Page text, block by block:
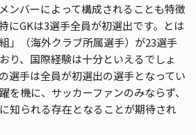
ンバーによって構成されることも特徴
にGKは3選手全員が初選出です。とは
」（海外クラブ所属選手）が23選手
り、国際経験は十分といえるでしょ
選手は全員が初選出の選手となってい
を機に、サッカーファンのみならず、
知られる存在となることが期待され